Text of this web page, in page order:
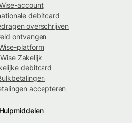
Wise-account
debitcard
overschrijven
ontvangen
platform
Wise Zakelijk
debitcard
accepteren
Hulpmiddelen